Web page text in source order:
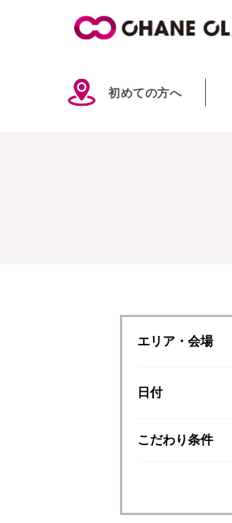
初めての方へ
エリア・会場
日付
こだわり条件